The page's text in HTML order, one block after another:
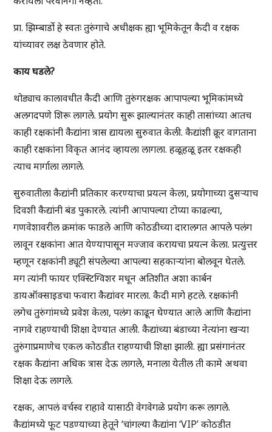
प्रा. झिम्बार्डो हे स्वतः तुरुंगाचे अधीक्षक ह्या भूमिकेतून कैदी व रक्षक
यांच्यावर लक्ष ठेवणार होते.
कायघडले?
थोड्याच कालावधीत कैदी आणि तुरुंगरक्षक आपापल्या भूमिकांमध्ये
अलगदपणे शिरू लागले. प्रयोग सुरू झाल्यानंतर काही तासांच्या आतच
काही रक्षकांनी कैद्यांना त्रास द्यायला सुरुवात केली. कैद्यांशी क्रूर वागताना
काही रक्षकांना विकृत आनंद व्हायला लागला. हळूहळू इतर रक्षकही
त्याच मार्गाला लागले.
सुरुवातीला कैद्यांनी प्रतिकार करण्याचा प्रयत्न केला, प्रयोगाच्या दुसऱ्याच
दिवशी कैद्यांनी बंड पुकारले. त्यांनी आपापल्या टोप्या काढल्या,
गणवेशावरील क्रमांक फाडले आणि कोठडीच्या दारालगत आपले पलंग
लावून रक्षकांना आत येण्यापासून मज्जाव करायचा प्रयत्न केला. प्रत्युत्तर
म्हणून रक्षकांनी ड्यूटी संपलेल्या आपल्या सहकाऱ्यांना बोलवून घेतले.
मग त्यांनी फायर एक्स्टिग्विशर मधून अतिशीत अशा कार्बन
डायऑक्साइडचा फवारा कैद्यांवर मारला. कैदी मागे हटले. रक्षकांनी
लगेच तुरुंगांमध्ये प्रवेश केला, पलंग काढून घेण्यात आले आणि कैद्यांना
नागवे राहण्याची शिक्षा देण्यात आली. कैद्यांच्या बंडाच्या नेत्यांना खऱ्या
तुरुंगाप्रमाणेच एकल कोठडीत राहण्याची शिक्षा झाली. ह्या प्रसंगानंतर
रक्षक कैद्यांना अधिक त्रास देऊ लागले, मनाला येतील ती कामे अथवा
शिक्षा देऊ लागले.
रक्षक, आपलं वर्चस्व राहावे यासाठी वेगवेगळे प्रयोग करू लागले.
कैद्यांमध्ये फूट पडण्याच्या हेतूने ‘चांगल्या कैद्यांना ‘VIP’ कोठडीत